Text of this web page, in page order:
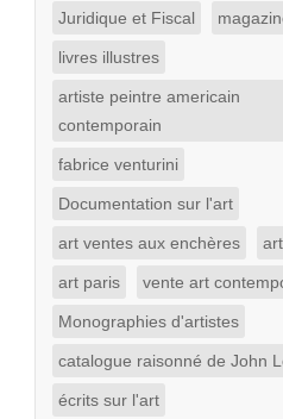
Juridique et Fiscal
livres illustres
artiste peintre americain
contemporain
fabrice venturini
Documentation sur l'art
art ventes aux enchères
art paris vente art
Monographies d'artistes
catalogue raisonné de John
écrits sur l'art